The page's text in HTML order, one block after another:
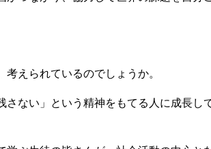
えられているのでしょうか。
ない」という精神をもてる人に成長し